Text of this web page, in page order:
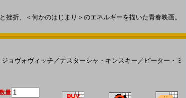
折、＜何かのはじまり＞のエネルギーを描いた青春映画。
ジョヴォヴィッチ ／ナスターシャ・キンスキー ／ ピーター・ミ
量